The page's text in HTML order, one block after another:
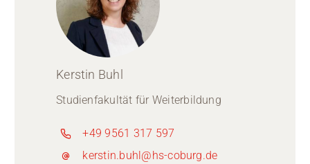
Kerstin Buhl
Studienfakultät für Weiterbildung
+49 9561 317 597
kerstin.buhl@hs-coburg.de